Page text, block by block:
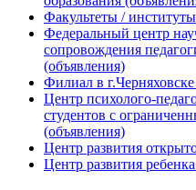
Факультеты / институты
Федеральный центр
сопровождения
(объявления)
Филиал в
Центр психолого-
студентов с
(объявления)
Центр развития
Центр развития